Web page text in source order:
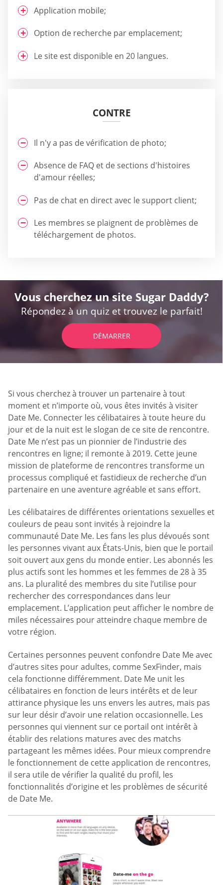
Application mobile;
Option de recherche par emplacement;
Le site est disponible en 20 langues.
CONTRE
Il n'y a pas de vérification de photo;
Absence de FAQ et de sections d'histoires
d'amour réelles;
Pas de chat en direct avec le support client;
Les membres se plaignent de problèmes de
téléchargement de photos.
Vous cherchez un site Sugar Daddy?
Répondez à un quiz et trouvez le parfait!
DÉMARRER
Si vous cherchez à trouver un partenaire à tout
moment et n’importe où, vous êtes invités à visiter
Date Me. Connecter les célibataires à toute heure du
jour et de la nuit est le slogan de ce site de rencontre.
Date Me n’est pas un pionnier de l’industrie des
rencontres en ligne; il remonte à 2019. Cette jeune
mission de plateforme de rencontres transforme un
processus compliqué et fastidieux de recherche d’un
partenaire en une aventure agréable et sans effort.
Les célibataires de différentes orientations sexuelles et
couleurs de peau sont invités à rejoindre la
communauté Date Me. Les fans les plus dévoués sont
les personnes vivant aux États-Unis, bien que le portail
soit ouvert aux gens du monde entier. Les abonnés les
plus actifs sont les hommes et les femmes de 28 à 35
ans. La pluralité des membres du site l’utilise pour
rechercher des correspondances dans leur
emplacement. L’application peut afficher le nombre de
miles nécessaires pour atteindre chaque membre de
votre région.
Certaines personnes peuvent confondre Date Me avec
d’autres sites pour adultes, comme SexFinder, mais
cela fonctionne différemment. Date Me unit les
célibataires en fonction de leurs intérêts et de leur
attirance physique les uns envers les autres, mais pas
sur leur désir d’avoir une relation occasionnelle. Les
personnes qui viennent sur ce portail ont intérêt à
établir des relations matures avec des matchs
partageant les mêmes idées. Pour mieux comprendre
le fonctionnement de cette application de rencontres,
il sera utile de vérifier la qualité du profil, les
fonctionnalités d’origine et les problèmes de sécurité
de Date Me.